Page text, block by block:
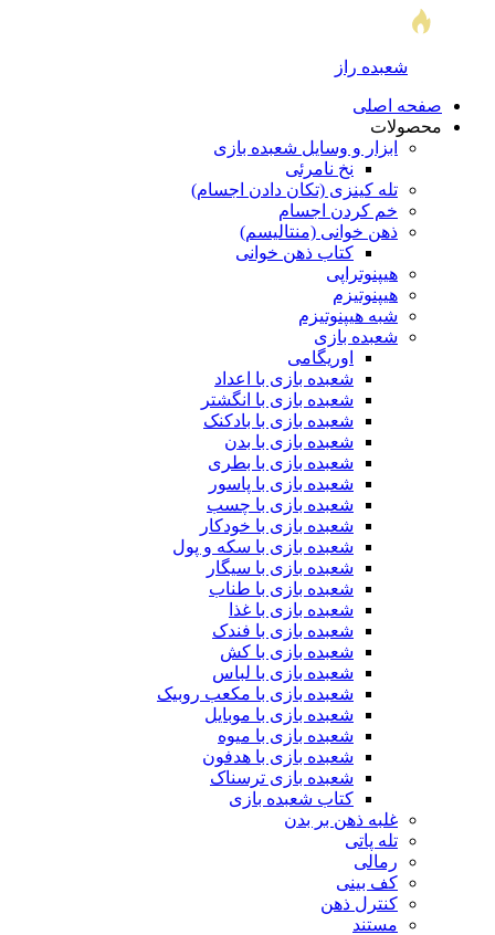
شعبده راز
صفحه اصلی
محصولات
ابزار و وسایل شعبده بازی
نخ نامرئی
تله کینزی (تکان دادن اجسام)
خم کردن اجسام
ذهن خوانی (منتالیسم)
کتاب ذهن خوانی
هیپنوتراپی
هیپنوتیزم
شبه هیپنوتیزم
شعبده بازی
اوریگامی
شعبده بازی با اعداد
شعبده بازی با انگشتر
شعبده بازی با بادکنک
شعبده بازی با بدن
شعبده بازی با بطری
شعبده بازی با پاسور
شعبده بازی با چسب
شعبده بازی با خودکار
شعبده بازی با سکه و پول
شعبده بازی با سیگار
شعبده بازی با طناب
شعبده بازی با غذا
شعبده بازی با فندک
شعبده بازی با کش
شعبده بازی با لباس
شعبده بازی با مکعب روبیک
شعبده بازی با موبایل
شعبده بازی با میوه
شعبده بازی با هدفون
شعبده بازی ترسناک
کتاب شعبده بازی
غلبه ذهن بر بدن
تله پاتی
رمالی
کف بینی
کنترل ذهن
مستند